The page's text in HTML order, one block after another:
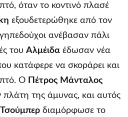
όταν το κοντινό πλασέ
εξουδετερώθηκε από τον
ανέβασαν πάλι
του Αλμέιδα έδωσαν νέα
κατάφερε να σκοράρει και
Ο Πέτρος Μάνταλος
πλάτη της άμυνας, και αυτός
Τσούμπερ διαμόρφωσε το